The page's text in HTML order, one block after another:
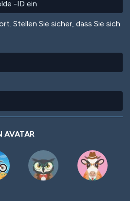
Stellen Sie sicher, dass Sie sich
AVATAR